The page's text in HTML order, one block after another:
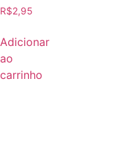
R$2,95
Adicionar
ao
carrinho